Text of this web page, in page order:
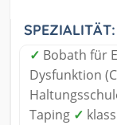
SPEZIALITÄT:
✓ Bobath für
Dysfunktion
Taping ✓